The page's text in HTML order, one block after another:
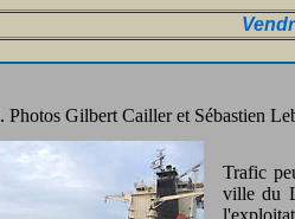
. Photos Gilbert Cailler et Sébastien
Trafic
ville du